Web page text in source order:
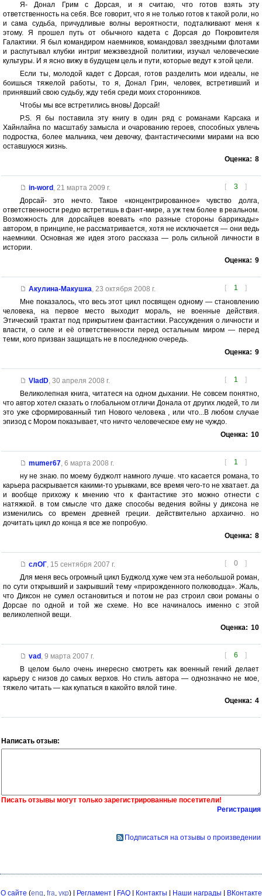
Я- Донал Грим с Дорсая, и я считаю, что готов взять эту
ответственность на себя. Все говорит, что я не только готов к такой роли, но
и сама судьба, причудливые волны вероятности, подталкивают меня к
этому. Я прошел путь от обычного кадета с Дорсая до Покровителя
Галактики. Я был командиром наемников, командовал звездными флотами
и распутывал клубки интриг межзвездной политики, изучал человеческие
культуры. И я ясно вижу в будущем цель и пути, которые ведут к этой цели.
Если ты, молодой кадет с Дорсая, готов разделить мои идеалы, не
боишься тяжелой работы, то я, Донал Грин, человек, встретивший и
принявший свою судьбу, жду тебя среди моих сторонников.
Чтобы мы все встретились вновь! Дорсай!
P.S. Я бы поставила эту книгу в один ряд с романами Карсака и
Хайнлайна по масштабу замысла и очарованию героев, способных увлечь
подростка, более мальчика, чем девочку, фантастическими мирами на всю
оставшуюся жизнь.
Оценка: 8
[ 3 ]
in-word , 21 марта 2009 г.
Дорсай- это нечто. Такое «концентрированное» чувство долга,
ответственности редко встретишь в фант-мире, а уж тем более в реальном.
Возможность для дорсайцев воевать «по разные стороны баррикады»
автором, в принципе, не рассматривается, хотя не исключается — они ведь
наемники. Основная же идея этого рассказа — роль сильной личности в
истории.
Оценка: 9
[ 1 ]
Акулина-Макушка, 23 октября 2008 г.
Мне показалось, что весь этот цикл посвящен одному — становлению
человека, на первое место выходит мораль, не военные действия.
Этический трактат под прикрытием фантастики. Рассуждения о личности и
власти, о силе и её ответственности перед остальным миром — перед
теми, кого призван защищать не в последнюю очередь.
Оценка: 9
[ 1 ]
VladD, 30 апреля 2008 г.
Великолепная книга, читатеся на одном дыхании. Не совсем понятно,
что автор хотел сказать о глобальном отличи Донала от других людей, то ли
это уже сформированный тип Нового человека , или что...В любом случае
эпизод с Мором показывает, что ничто человеческое ему не чуждо.
Оценка: 10
[ 1 ]
mumer67, 6 марта 2008 г.
ну не знаю. по моему буджолт намного лучше. что касается романа, то
карьера раскрывается какими-то урывками, все время чего-то не хватает. да
и вообще прихожу к мнению что к фантастике это можно отнести с
натяжкой. в том смысле что даже способы ведения войны у диксона не
изменились со времен древней греции. действительно архаично. но
дочитать цикл до конца я все же попробую.
Оценка: 8
[ 0 ]
слОГ, 15 сентября 2007 г.
Для меня весь огромный цикл Буджолд хуже чем эта небольшой роман,
по сути открывший и закрывший тему «прирожденного полководца». Жаль,
что Диксон не сумел остановиться и потом не раз строил свои романы о
Дорсае по одной и той же схеме. Но все начиналось именно с этой
великолепной вещи.
Оценка: 10
[ 6 ]
vad , 9 марта 2007 г.
В целом было очень инересно смотреть как военный гений делает
карьеру с низов до самых верхов. Но стиль автора — однозначно не мое,
тяжело читать — как купаться в какойто вялой тине.
Оценка: 4
Написать отзыв:
Писать отзывы могут только зарегистрированные посетители!
Регистрация
Подписаться на отзывы о произведении
О сайте (eng, fra, укр) | Регламент| FAQ| Контакты Наши награды ВКонтакте